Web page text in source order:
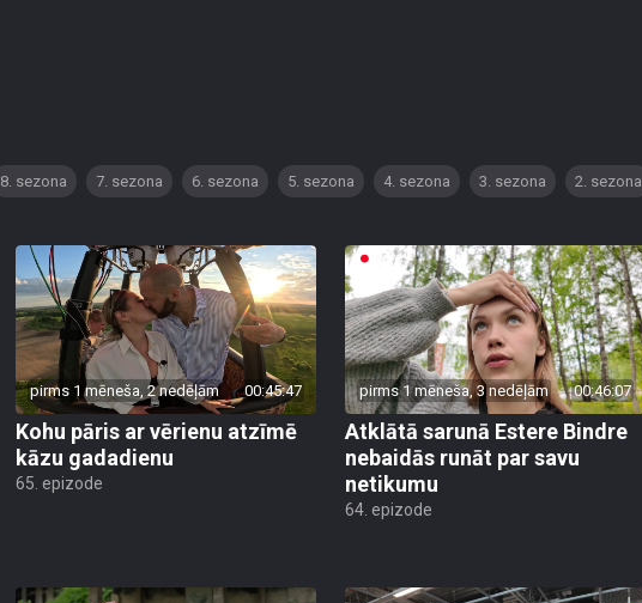
8. sezona 7. sezona 6. sezona 5. sezona 4. sezona 3. sezona 2. sezona
pirms 1 mēneša, 2 nedēļām 00:45:47
Kohu pāris ar vērienu atzīmē
kāzu gadadienu
65. epizode
pirms 1 mēneša, 3 nedēļām 00:46:07
Atklātā sarunā Estere Bindre
nebaidās runāt par savu
netikumu
64. epizode